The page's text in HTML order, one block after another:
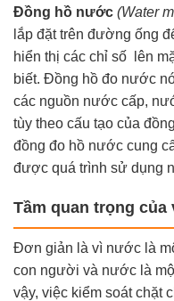
Đồng hồ nước (Water
lắp đặt trên đường ống
hiển thị các chỉ số lên
biết. Đồng hồ đo nước
các nguồn nước cấp,
tùy theo cấu tạo của
đồng đo hồ nước cung
được quá trình sử dụng
Tầm quan trọng
Đơn giản là vì nước là
con người và nước là
vậy, việc kiểm soát chặt